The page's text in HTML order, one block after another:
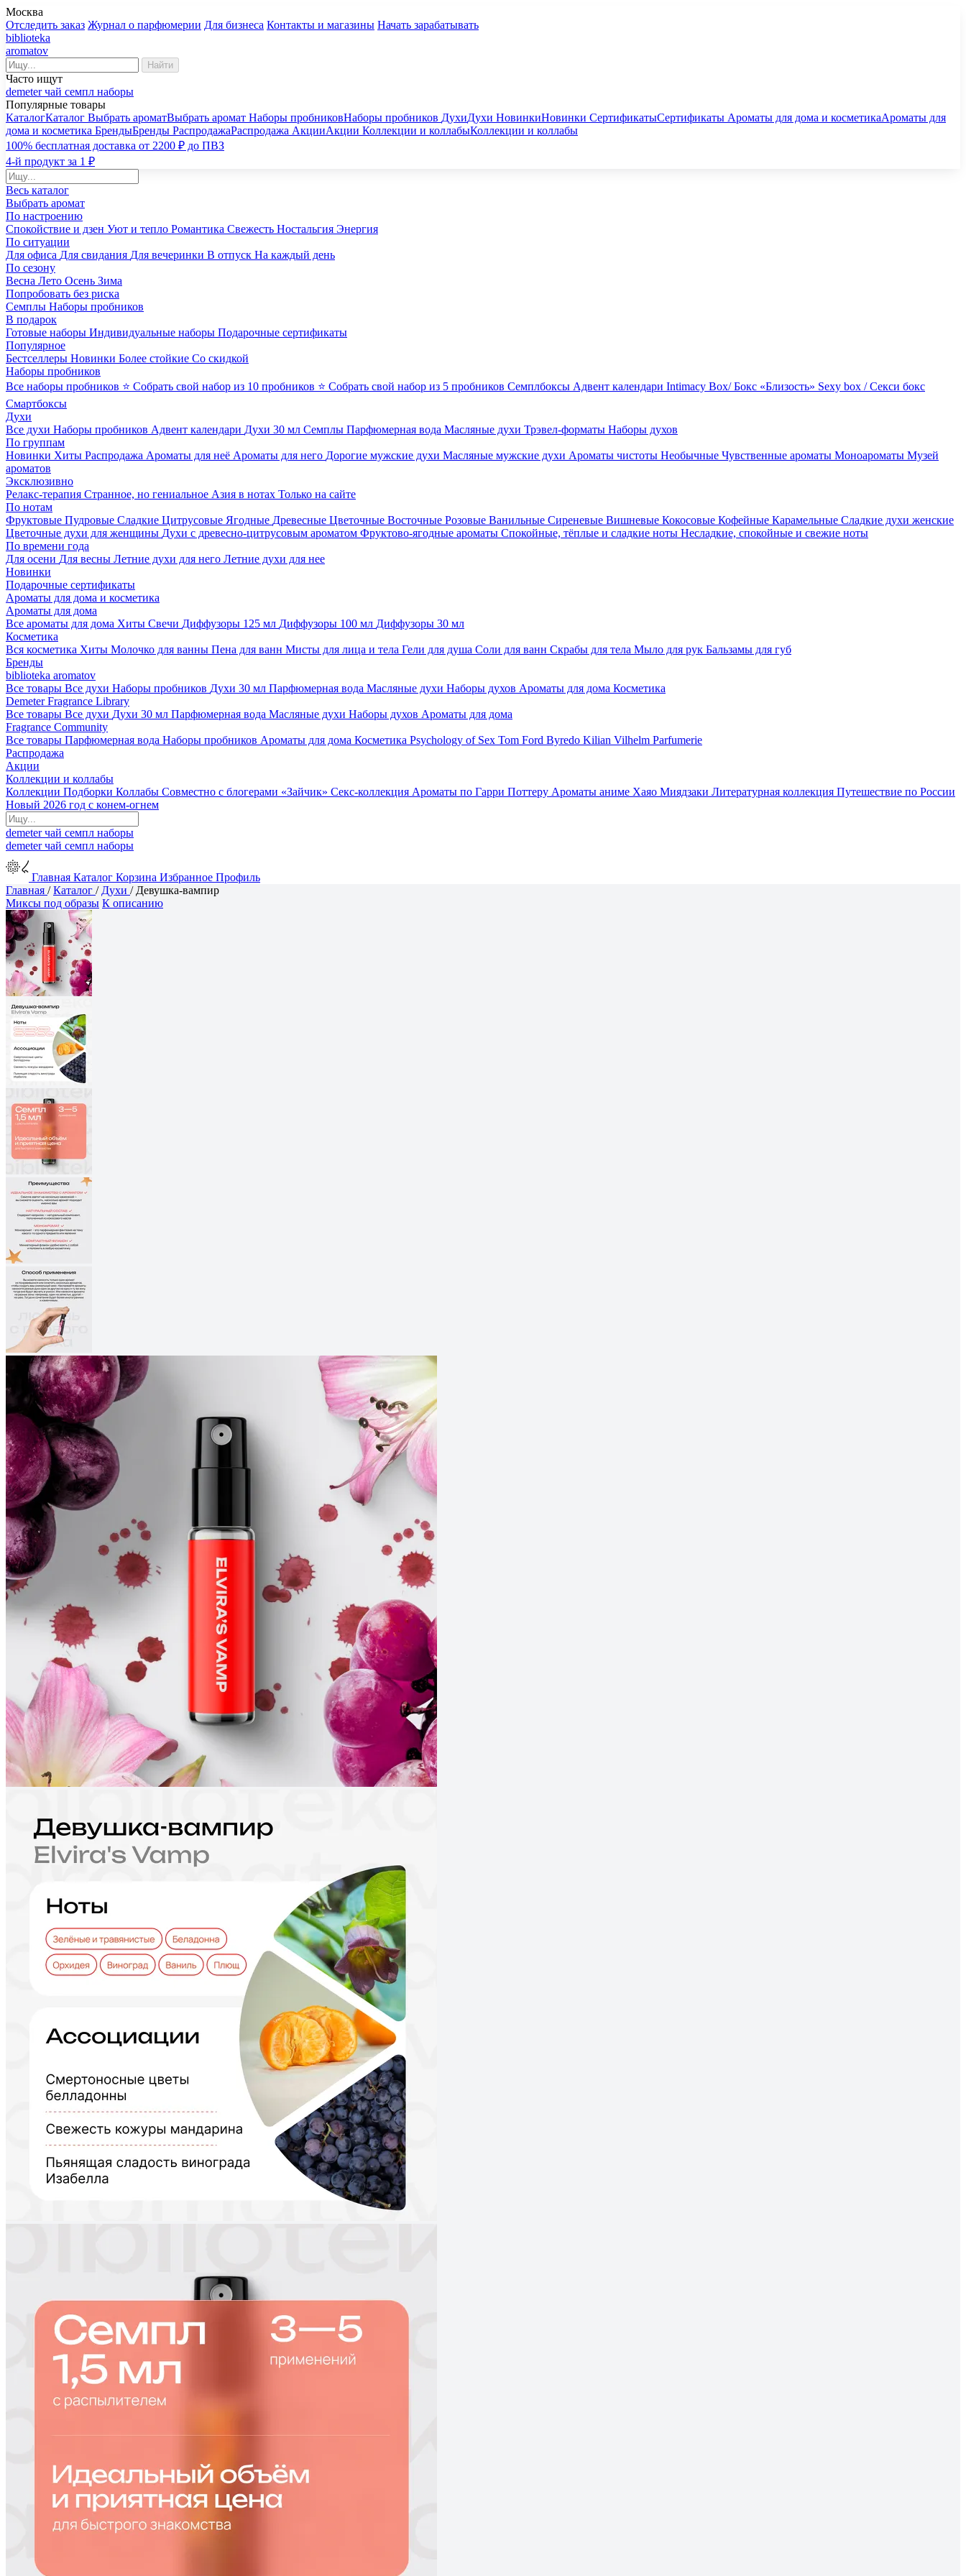
Москва
Отследить заказ Журнал о парфюмерии Для бизнеса Контакты и магазины Начать зарабатывать
biblioteka
aromatov
Найти
Часто ищут
demeterчай семпл наборы
Популярные товары
КаталогКаталог Выбрать ароматВыбрать аромат Наборы пробниковНаборы пробников ДухиДухи НовинкиНовинки СертификатыСертификаты Ароматы для дома и косметикаАроматы для
дома и косметика БрендыБренды РаспродажаРаспродажа АкцииАкции Коллекции и коллабыКоллекции и коллабы
100% бесплатная доставка от 2200 ₽ до ПВЗ
4-й продукт за 1 ₽
Весь каталог
Выбрать аромат
По настроению
Спокойствие и дзен Уют и тепло Романтика Свежесть Ностальгия Энергия
По ситуации
Для офиса Для свидания Для вечеринки В отпуск На каждый день
По сезону
Весна Лето Осень Зима
Попробовать без риска
Семплы Наборы пробников
В подарок
Готовые наборы Индивидуальные наборы Подарочные сертификаты
Популярное
Бестселлеры Новинки Более стойкие Со скидкой
Наборы пробников
Все наборы пробников ⭐ Собрать свой набор из 10 пробников ⭐ Собрать свой набор из 5 пробников Семплбоксы Адвент календари Intimacy Box/ Бокс «Близость» Sexy box / Секси бокс
Смартбоксы
Духи
Все духи Наборы пробников Адвент календари Духи 30 мл Семплы Парфюмерная вода Масляные духи Трэвел-форматы Наборы духов
По группам
Новинки Хиты Распродажа Ароматы для неё Ароматы для него Дорогие мужские духи Масляные мужские духи Ароматы чистоты Необычные Чувственные ароматы Моноароматы Музей
ароматов
Эксклюзивно
Релакс-терапия Странное, но гениальное Азия в нотах Только на сайте
По нотам
Фруктовые Пудровые Сладкие Цитрусовые Ягодные Древесные Цветочные Восточные Розовые Ванильные Сиреневые Вишневые Кокосовые Кофейные Карамельные Сладкие духи женские
Цветочные духи для женщины Духи с древесно-цитрусовым ароматом Фруктово-ягодные ароматы Спокойные, тёплые и сладкие ноты Несладкие, спокойные и свежие ноты
По времени года
Для осени Для весны Летние духи для него Летние духи для нее
Новинки
Подарочные сертификаты
Ароматы для дома и косметика
Ароматы для дома
Все ароматы для дома Хиты Свечи Диффузоры 125 мл Диффузоры 100 мл Диффузоры 30 мл
Косметика
Вся косметика Хиты Молочко для ванны Пена для ванн Мисты для лица и тела Гели для душа Соли для ванн Скрабы для тела Мыло для рук Бальзамы для губ
Бренды
biblioteka aromatov
Все товары Все духи Наборы пробников Духи 30 мл Парфюмерная вода Масляные духи Наборы духов Ароматы для дома Косметика
Demeter Fragrance Library
Все товары Все духи Духи 30 мл Парфюмерная вода Масляные духи Наборы духов Ароматы для дома
Fragrance Community
Все товары Парфюмерная вода Наборы пробников Ароматы для дома Косметика Psychology of Sex Tom Ford Byredo Kilian Vilhelm Parfumerie
Распродажа
Акции
Коллекции и коллабы
Коллекции Подборки Коллабы Совместно с блогерами «Зайчик» Секс-коллекция Ароматы по Гарри Поттеру Ароматы аниме Хаяо Миядзаки Литературная коллекция Путешествие по России
Новый 2026 год с конем-огнем
demeterчай семпл наборы
demeterчай семпл наборы
Главная Каталог Корзина Избранное Профиль
Главная /Каталог / Духи / Девушка-вампир
Миксы под образы К описанию